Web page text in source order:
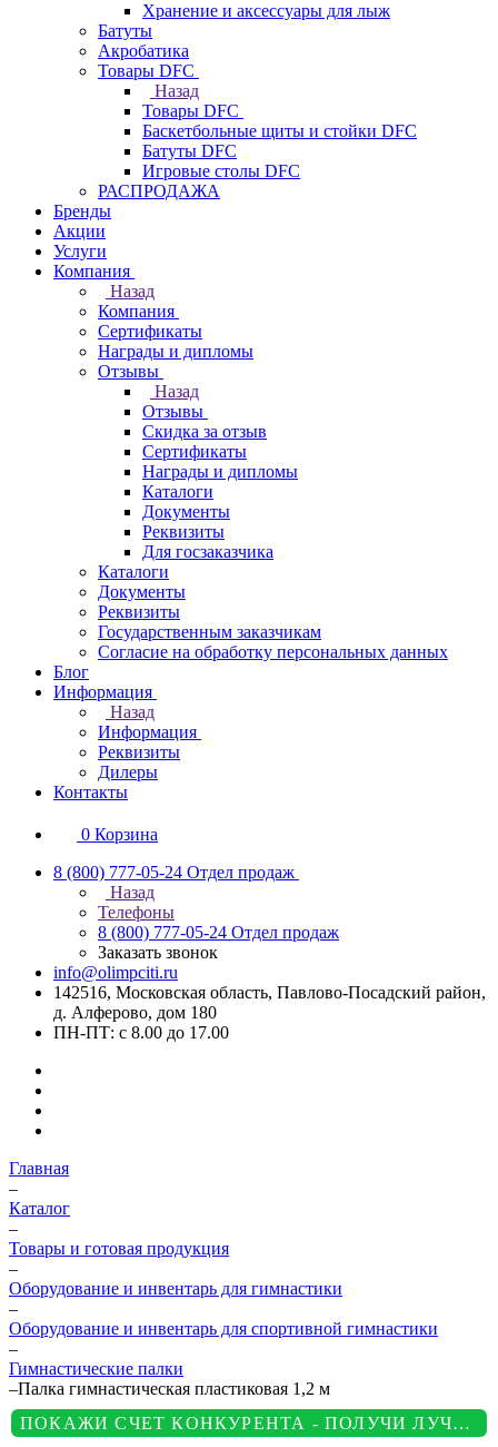
Хранение и аксессуары для лыж
Батуты
Акробатика
Товары DFC
Назад
Товары DFC
Баскетбольные щиты и стойки DFC
Батуты DFC
Игровые столы DFC
РАСПРОДАЖА
Бренды
Акции
Услуги
Компания
Назад
Компания
Сертификаты
Награды и дипломы
Отзывы
Назад
Отзывы
Скидка за отзыв
Сертификаты
Награды и дипломы
Каталоги
Документы
Реквизиты
Для госзаказчика
Каталоги
Документы
Реквизиты
Государственным заказчикам
Согласие на обработку персональных данных
Блог
Информация
Назад
Информация
Реквизиты
Дилеры
Контакты
0 Корзина
8 (800) 777-05-24 Отдел продаж
Назад
Телефоны
8 (800) 777-05-24 Отдел продаж
Заказать звонок
info@olimpciti.ru
142516, Московская область, Павлово-Посадский район,
д. Алферово, дом 180
ПН-ПТ: с 8.00 до 17.00
Главная
–
Каталог
–
Товары и готовая продукция
–
Оборудование и инвентарь для гимнастики
–
Оборудование и инвентарь для спортивной гимнастики
–
Гимнастические палки
–Палка гимнастическая пластиковая 1,2 м
ПОКАЖИ СЧЕТ КОНКУРЕНТА - ПОЛУЧИ ЛУЧШУЮ ЦЕНУ